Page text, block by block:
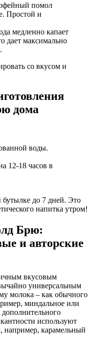
помол
Простой и
медленно капает
дает максимально
со вкусом и
дома
воды.
12-18 часов в
бутылке до 7 дней. Это
напитка утром!
Брю:
и авторские
вкусовым
универсальным
молока – как обычного
миндальное или
используют
например, карамельный